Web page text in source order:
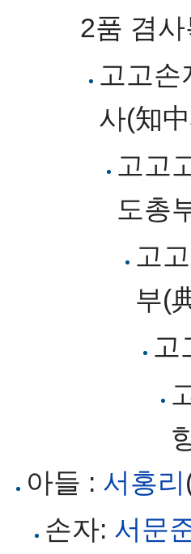
2품 겸
고고
사(知
고고
도총
고
부(
고
아들 : 서홍리
손자: 서문